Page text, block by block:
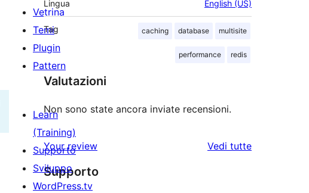
Lingua English (US)
Tag caching database multisite
performance redis
Valutazioni
Non sono state ancora inviate recensioni.
Your review Vedi tuttele
Supporto
Vetrina
Temi
Plugin
Pattern
Learn
(Training)
Supporto
Sviluppo
WordPress.tv